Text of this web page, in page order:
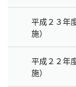
平成２３年
施）
平成２２年
施）